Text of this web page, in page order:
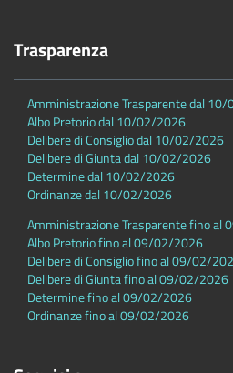
Trasparenza
Amministrazione Trasparente dal
Albo Pretorio dal 10/02/2026
Delibere di Consiglio dal 10/02/2026
Delibere di Giunta dal 10/02/2026
Determine dal 10/02/2026
Ordinanze dal 10/02/2026
Amministrazione Trasparente fino al
Albo Pretorio fino al 09/02/2026
Delibere di Consiglio fino al 09/02/
Delibere di Giunta fino al 09/02/2026
Determine fino al 09/02/2026
Ordinanze fino al 09/02/2026